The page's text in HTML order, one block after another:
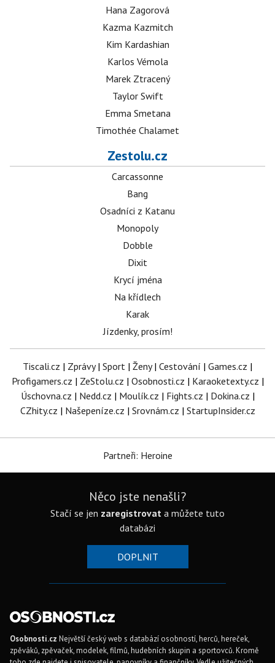
Hana Zagorová
Kazma Kazmitch
Kim Kardashian
Karlos Vémola
Marek Ztracený
Taylor Swift
Emma Smetana
Timothée Chalamet
Zestolu.cz
Carcassonne
Bang
Osadníci z Katanu
Monopoly
Dobble
Dixit
Krycí jména
Na křídlech
Karak
Jízdenky, prosím!
Tiscali.cz | Zprávy| Sport | Ženy| Cestování | Games.cz |
Profigamers.cz | ZeStolu.cz | Osobnosti.cz | Karaoketexty.cz |
Úschovna.cz | Nedd.cz | Moulík.cz | Fights.cz | Dokina.cz |
CZhity.cz | Našepeníze.cz | Srovnám.cz | StartupInsider.cz
Partneři: Heroine
Něco jste nenašli?
Stačí se jen zaregistrovat a můžete tuto
databázi
DOPLNIT
Osobnosti.cz Největší český web s databází osobností, herců, hereček,
zpěváků, zpěvaček, modelek, filmů, hudebních skupin a sportovců. Kromě